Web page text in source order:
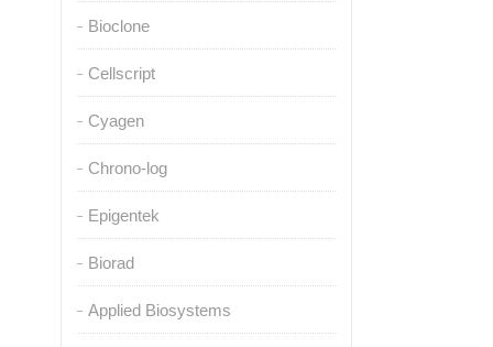
Bioclone
Cellscript
Cyagen
Chrono-log
Epigentek
Biorad
Applied Biosystems